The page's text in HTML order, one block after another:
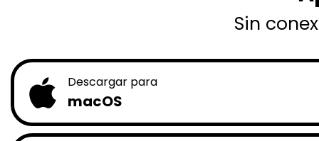
Sin
Descargar para
macOS